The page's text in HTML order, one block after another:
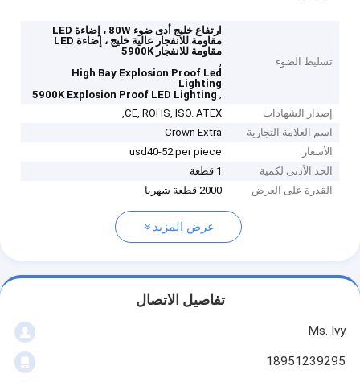
تسليط الضوء
ارتفاع خليج أدى ضوء 80W ، إضاءة LED
مقاومة للانفجار عالية خليج ، إضاءة LED
مقاومة للانفجار 5900K
,
High Bay Explosion Proof Led
Lighting
,
5900K Explosion Proof LED Lighting
إصدار الشهادات
CE, ROHS, ISO. ATEX,
اسم العلامة التجارية
Crown Extra
الأسعار
usd40-52 per piece
الحد الأدنى لكمية
1 قطعة
القدرة على العرض
2000 قطعة شهريا
عرض المزيد
تفاصيل الاتصال
Ms. Ivy
18951239295